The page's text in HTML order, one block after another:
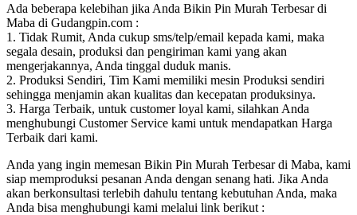
Ada beberapa kelebihan jika Anda Bikin Pin Murah Terbesar di
Maba di Gudangpin.com :
1. Tidak Rumit, Anda cukup sms/telp/email kepada kami, maka
segala desain, produksi dan pengiriman kami yang akan
mengerjakannya, Anda tinggal duduk manis.
2. Produksi Sendiri, Tim Kami memiliki mesin Produksi sendiri
sehingga menjamin akan kualitas dan kecepatan produksinya.
3. Harga Terbaik, untuk customer loyal kami, silahkan Anda
menghubungi Customer Service kami untuk mendapatkan Harga
Terbaik dari kami.
Anda yang ingin memesan Bikin Pin Murah Terbesar di Maba, kami
siap memproduksi pesanan Anda dengan senang hati. Jika Anda
akan berkonsultasi terlebih dahulu tentang kebutuhan Anda, maka
Anda bisa menghubungi kami melalui link berikut :